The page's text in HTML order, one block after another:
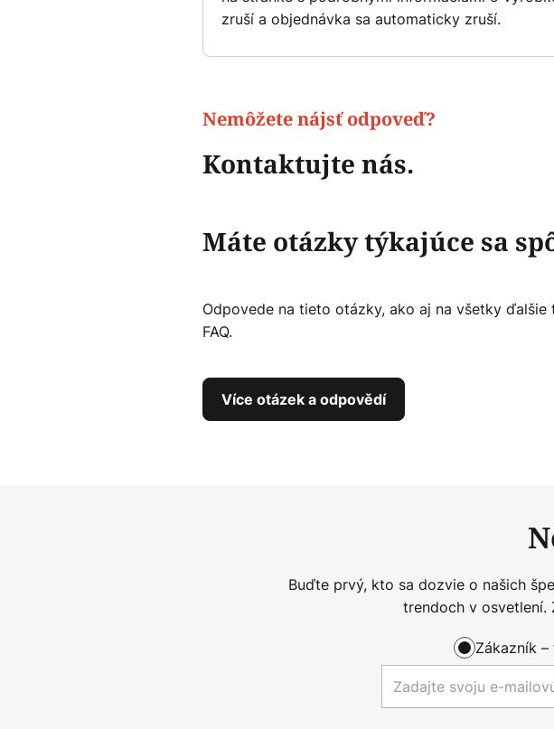
zruší a objednávka sa automaticky zruší.
Nemôžete nájsť odpoveď?
Kontaktujte nás.
Máte otázky týkajúce sa
Odpovede na tieto otázky, ako aj na všetky
FAQ.
Více otázek a odpovědí
Buďte prvý, kto sa dozvie o našich
trendoch v osvetlení.
Zákazník